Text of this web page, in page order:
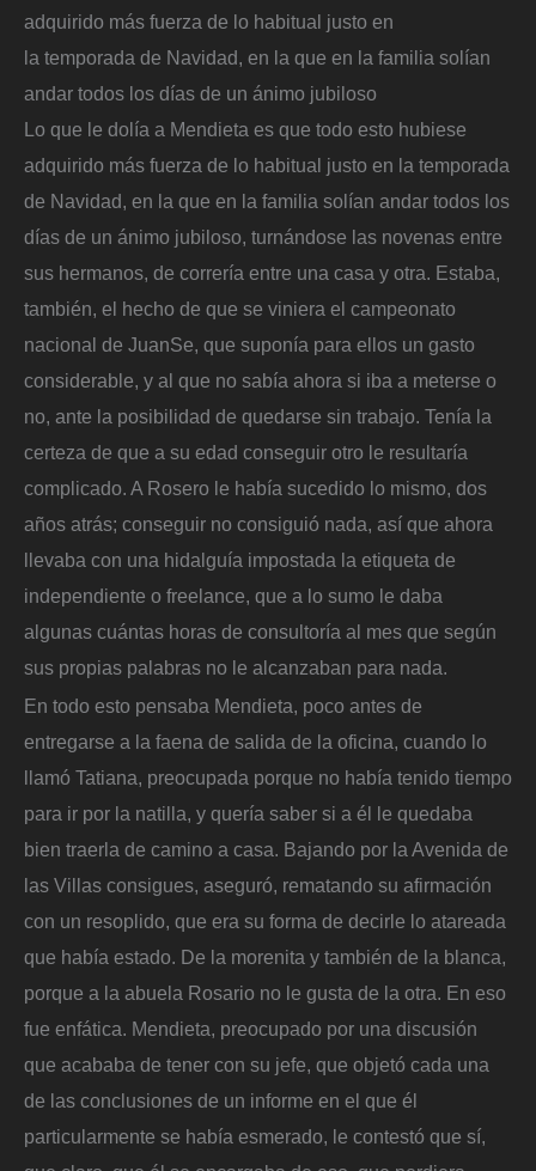
adquirido más fuerza de lo habitual justo en
la temporada de Navidad, en la que en la familia solían
andar todos los días de un ánimo jubiloso
Lo que le dolía a Mendieta es que todo esto hubiese
adquirido más fuerza de lo habitual justo en la temporada
de Navidad, en la que en la familia solían andar todos los
días de un ánimo jubiloso, turnándose las novenas entre
sus hermanos, de correría entre una casa y otra. Estaba,
también, el hecho de que se viniera el campeonato
nacional de JuanSe, que suponía para ellos un gasto
considerable, y al que no sabía ahora si iba a meterse o
no, ante la posibilidad de quedarse sin trabajo. Tenía la
certeza de que a su edad conseguir otro le resultaría
complicado. A Rosero le había sucedido lo mismo, dos
años atrás; conseguir no consiguió nada, así que ahora
llevaba con una hidalguía impostada la etiqueta de
independiente o freelance, que a lo sumo le daba
algunas cuántas horas de consultoría al mes que según
sus propias palabras no le alcanzaban para nada.
En todo esto pensaba Mendieta, poco antes de
entregarse a la faena de salida de la oficina, cuando lo
llamó Tatiana, preocupada porque no había tenido tiempo
para ir por la natilla, y quería saber si a él le quedaba
bien traerla de camino a casa. Bajando por la Avenida de
las Villas consigues, aseguró, rematando su afirmación
con un resoplido, que era su forma de decirle lo atareada
que había estado. De la morenita y también de la blanca,
porque a la abuela Rosario no le gusta de la otra. En eso
fue enfática. Mendieta, preocupado por una discusión
que acababa de tener con su jefe, que objetó cada una
de las conclusiones de un informe en el que él
particularmente se había esmerado, le contestó que sí,